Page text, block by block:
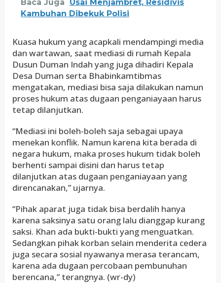
Baca Juga
Usai Menjambret, Residivis
Kambuhan Dibekuk Polisi
Kuasa hukum yang acapkali mendampingi media
dan wartawan, saat mediasi di rumah Kepala
Dusun Duman Indah yang juga dihadiri Kepala
Desa Duman serta Bhabinkamtibmas
mengatakan, mediasi bisa saja dilakukan namun
proses hukum atas dugaan penganiayaan harus
tetap dilanjutkan.
“Mediasi ini boleh-boleh saja sebagai upaya
menekan konflik. Namun karena kita berada di
negara hukum, maka proses hukum tidak boleh
berhenti sampai disini dan harus tetap
dilanjutkan atas dugaan penganiayaan yang
direncanakan,” ujarnya.
“Pihak aparat juga tidak bisa berdalih hanya
karena saksinya satu orang lalu dianggap kurang
saksi. Khan ada bukti-bukti yang menguatkan.
Sedangkan pihak korban selain menderita cedera
juga secara sosial nyawanya merasa terancam,
karena ada dugaan percobaan pembunuhan
berencana,” terangnya. (wr-dy)